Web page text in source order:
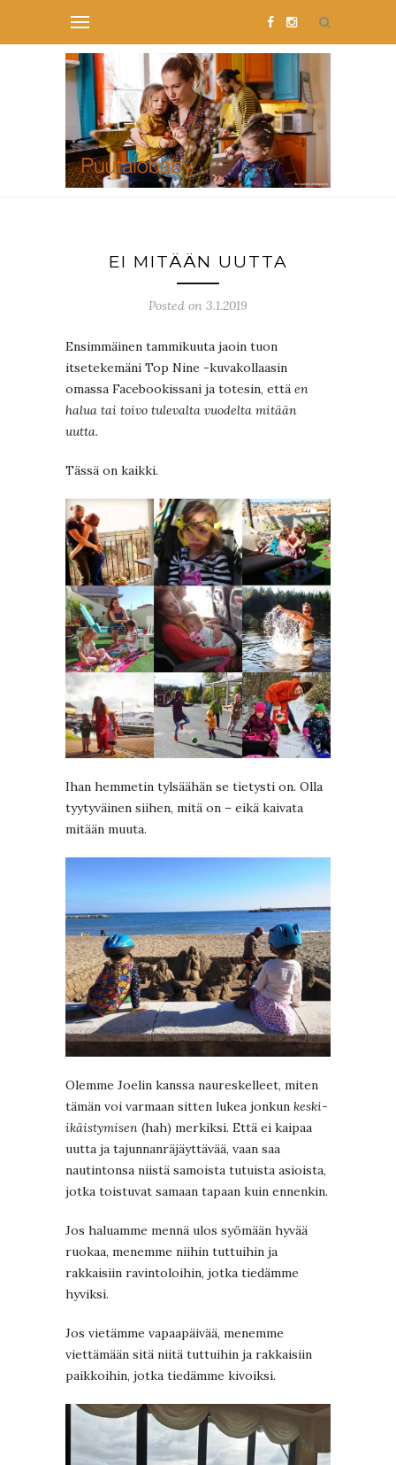
EI MITÄÄN UUTTA
Posted on 3.1.2019
Ensimmäinen tammikuuta jaoin tuon
itsetekemäni Top Nine -kuvakollaasin
omassa Facebookissani ja totesin, että en
halua tai toivo tulevalta vuodelta mitään
uutta.
Tässä on kaikki.
Ihan hemmetin tylsäähän se tietysti on. Olla
tyytyväinen siihen, mitä on – eikä kaivata
mitään muuta.
Olemme Joelin kanssa naureskelleet, miten
tämän voi varmaan sitten lukea jonkun keski-
ikäistymisen (hah) merkiksi. Että ei kaipaa
uutta ja tajunnanräjäyttävää, vaan saa
nautintonsa niistä samoista tutuista asioista,
jotka toistuvat samaan tapaan kuin ennenkin.
Jos haluamme mennä ulos syömään hyvää
ruokaa, menemme niihin tuttuihin ja
rakkaisiin ravintoloihin, jotka tiedämme
hyviksi.
Jos vietämme vapaapäivää, menemme
viettämään sitä niitä tuttuihin ja rakkaisiin
paikkoihin, jotka tiedämme kivoiksi.